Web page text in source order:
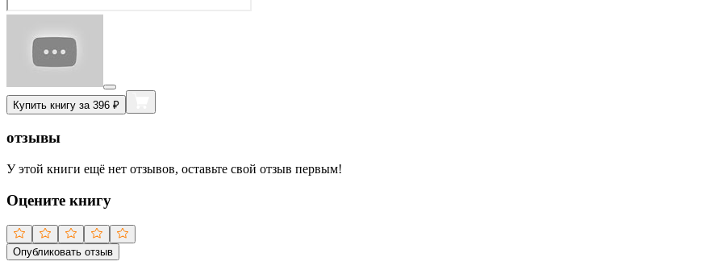
Купить книгу за 396 ₽
отзывы
У этой книги ещё нет отзывов, оставьте свой отзыв первым!
Оцените книгу
Опубликовать отзыв